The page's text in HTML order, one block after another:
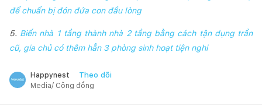
để chuẩn bị đón đứa con đầu lòng
5. Biến nhà 1 tầng thành nhà 2 tầng bằng cách tận dụng trần
cũ, gia chủ có thêm hẳn 3 phòng sinh hoạt tiện nghi
Happynest Theo dõi
Media/ Cộng đồng